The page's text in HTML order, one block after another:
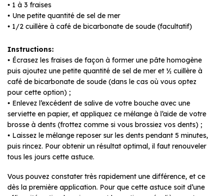
• 1 à 3 fraises
• Une petite quantité de sel de mer
• 1/2 cuillère à café de bicarbonate de soude (facultatif)
Instructions:
• Écrasez les fraises de façon à former une pâte homogène
puis ajoutez une petite quantité de sel de mer et ½ cuillère à
café de bicarbonate de soude (dans le cas où vous optez
pour cette option) ;
• Enlevez l’excédent de salive de votre bouche avec une
serviette en papier, et appliquez ce mélange à l’aide de votre
brosse à dents (frottez comme si vous brossiez vos dents) ;
• Laissez le mélange reposer sur les dents pendant 5 minutes,
puis rincez. Pour obtenir un résultat optimal, il faut renouveler
tous les jours cette astuce.
Vous pouvez constater très rapidement une différence, et ce
dès la première application. Pour que cette astuce soit d’une